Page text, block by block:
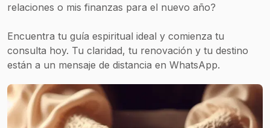
relaciones o mis finanzas para el nuevo año?
Encuentra tu guía espiritual ideal y comienza tu
consulta hoy. Tu claridad, tu renovación y tu destino
están a un mensaje de distancia en WhatsApp.